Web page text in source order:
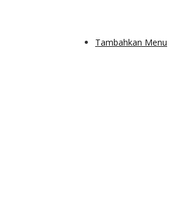
Tambahkan Menu